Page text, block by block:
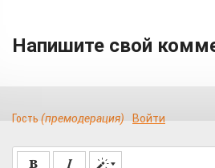
Напишите свой
Гость (премодерация) Войти